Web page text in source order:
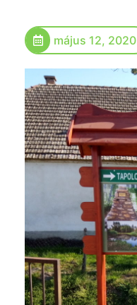
május 12, 2020